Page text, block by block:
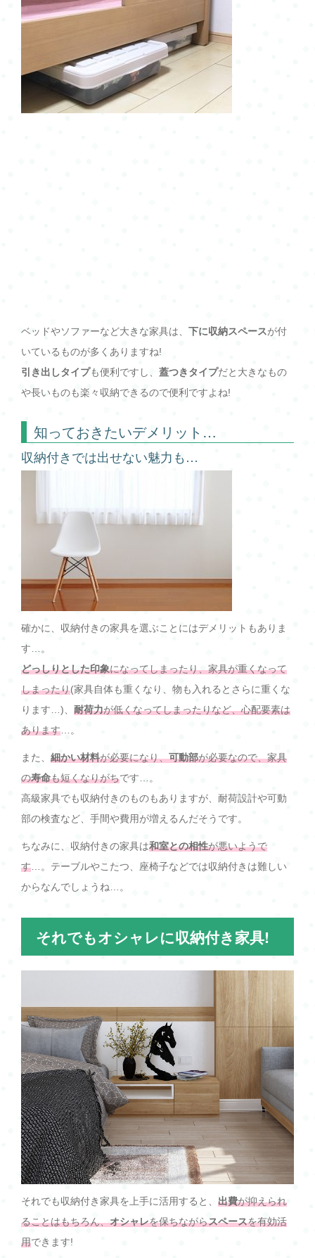
ベッドやソファーなど大きな家具は、 下に収納スペースが付
いているものが多くありますね!
引き出しタイプも便利ですし、 蓋つきタイプだと大きなもの
や長いものも楽々収納できるので便利ですよね!
知っておきたいデメリット…
収納付きでは出せない魅力も…
確かに、収納付きの家具を選ぶことにはデメリットもありま
す…。
どっしりとした印象になってしまったり、家具が重くなって
しまったり(家具自体も重くなり、物も入れるとさらに重くな
ります…)、 耐荷力が低くなってしまったりなど、心配要素は
あります …。
また、 細かい材料が必要になり、可動部が必要なので、家具
の寿命も短くなりがちです…。
高級家具でも収納付きのものもありますが、耐荷設計や可動
部の検査など、手間や費用が増えるんだそうです。
ちなみに、収納付きの家具は和室との相性が悪いようで
す …。テーブルやこたつ、座椅子などでは収納付きは難しい
からなんでしょうね…。
それでもオシャレに収納付き家具!
それでも収納付き家具を上手に活用すると、 出費が抑えられ
ることはもちろん、オシャレを保ちながらスペースを有効活
用できます!